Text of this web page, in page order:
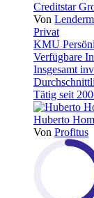
Creditstar
Von
Privat
KMU
Verfügbare
Insgesamt
Tätig seit
Huberto
Von Profitus